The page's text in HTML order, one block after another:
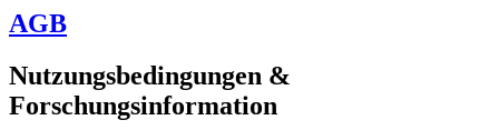
AGB
Nutzungsbedingungen &
Forschungsinformation